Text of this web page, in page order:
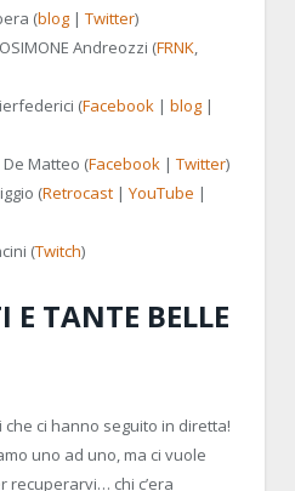
(blog | Twitter)
Andreozzi (FRNK,
(Facebook | blog |
De Matteo (Facebook | Twitter)
(Retrocast | YouTube |
(Twitch)
TANTE BELLE
che ci hanno seguito in diretta!
uno ad uno, ma ci vuole
recuperarvi… chi c’era